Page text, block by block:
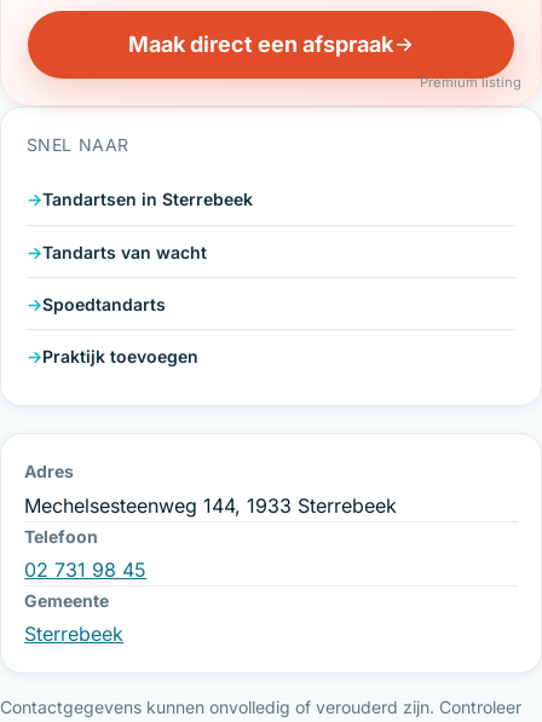
Maak direct een afspraak
Premium listing
SNEL NAAR
Tandartsen in Sterrebeek
Tandarts van wacht
Spoedtandarts
Praktijk toevoegen
Adres
Mechelsesteenweg 144, 1933 Sterrebeek
Telefoon
02 731 98 45
Gemeente
Sterrebeek
Contactgegevens kunnen onvolledig of verouderd zijn. Controleer